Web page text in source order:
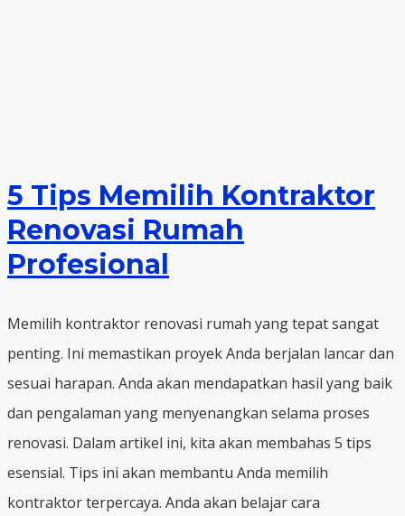
5 Tips Memilih Kontraktor
Renovasi Rumah
Profesional
Memilih kontraktor renovasi rumah yang tepat sangat
penting. Ini memastikan proyek Anda berjalan lancar dan
sesuai harapan. Anda akan mendapatkan hasil yang baik
dan pengalaman yang menyenangkan selama proses
renovasi. Dalam artikel ini, kita akan membahas 5 tips
esensial. Tips ini akan membantu Anda memilih
kontraktor terpercaya. Anda akan belajar cara